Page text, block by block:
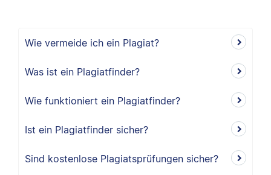
Wie vermeide ich ein Plagiat?
Was ist ein Plagiatfinder?
Wie funktioniert ein Plagiatfinder?
Ist ein Plagiatfinder sicher?
Sind kostenlose Plagiatsprüfungen sicher?